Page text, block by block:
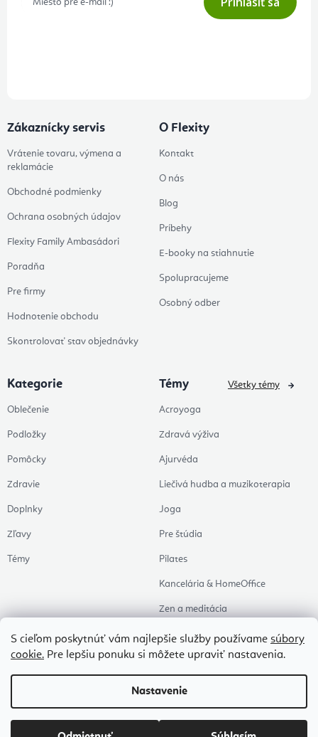
S cieľom poskytnúť vám najlepšie služby používame súbory
cookie. Pre lepšiu ponuku si môžete upraviť nastavenia.
Nastavenie
Zákaznícky servis
Vrátenie tovaru, výmena a
reklamácie
Obchodné podmienky
Ochrana osobných údajov
Flexity Family Ambasádori
Poradňa
Pre firmy
Hodnotenie obchodu
Skontrolovať stav objednávky
O Flexity
Kontakt
O nás
Blog
Príbehy
E-booky na stiahnutie
Spolupracujeme
Osobný odber
Kategorie
Oblečenie
Podložky
Pomôcky
Zdravie
Doplnky
Zľavy
Témy
Témy
Acroyoga
Zdravá výživa
Ajurvéda
Liečivá hudba a muzikoterapia
Joga
Pre štúdia
Pilates
Kancelária & HomeOffice
Zen a meditácia
Aromaterapia
Zdravý spánok
Naše obľúbené
Všetky témy
Copyright 2026Flexity. Všetky práva vyhradené.Upraviť nastavenie cookies